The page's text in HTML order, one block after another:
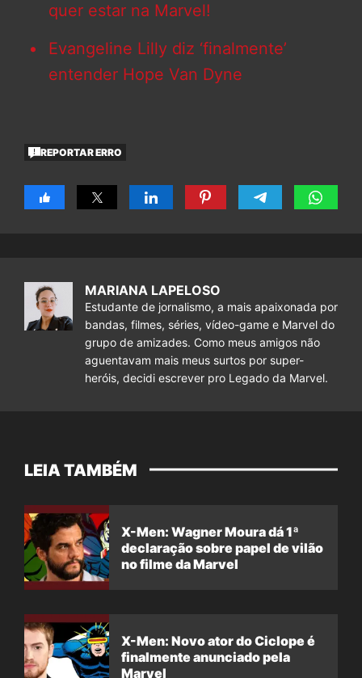
quer estar na Marvel!
Evangeline Lilly diz ‘finalmente’
entender Hope Van Dyne
REPORTAR ERRO
MARIANA LAPELOSO
Estudante de jornalismo, a mais apaixonada por
bandas, filmes, séries, vídeo-game e Marvel do
grupo de amizades. Como meus amigos não
aguentavam mais meus surtos por super-
heróis, decidi escrever pro Legado da Marvel.
LEIA TAMBÉM
X-Men: Wagner Moura dá 1ª
declaração sobre papel de vilão
no filme da Marvel
X-Men: Novo ator do Ciclope é
finalmente anunciado pela
Marvel